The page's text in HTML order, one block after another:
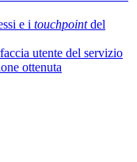
e i touchpointdel
utente del servizio
ottenuta